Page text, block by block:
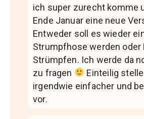
ich super zurecht komme
Ende Januar eine neue
Entweder soll es wieder
Strumpfhose werden oder
Strümpfen. Ich werde da
zu fragen
Einteilig
irgendwie einfacher und
vor.